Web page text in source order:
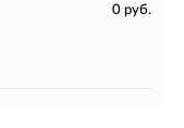
0 руб.